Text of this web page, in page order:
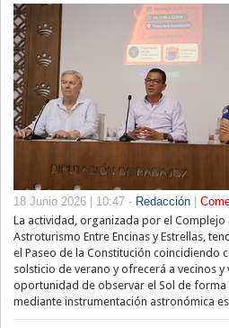
18 Junio 2026 | 10:47 - Redacción
La actividad, organizada por el Complejo
Astroturismo Entre Encinas y Estrellas,
el Paseo de la Constitución coincidiendo
solsticio de verano y ofrecerá a vecinos y
oportunidad de observar el Sol de forma
mediante instrumentación astronómica